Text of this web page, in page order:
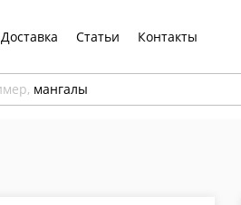
Доставка Статьи Контакты
мангалы